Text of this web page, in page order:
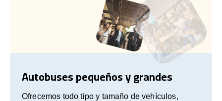
Autobuses pequeños y grandes
Ofrecemos todo tipo y tamaño de vehículos,